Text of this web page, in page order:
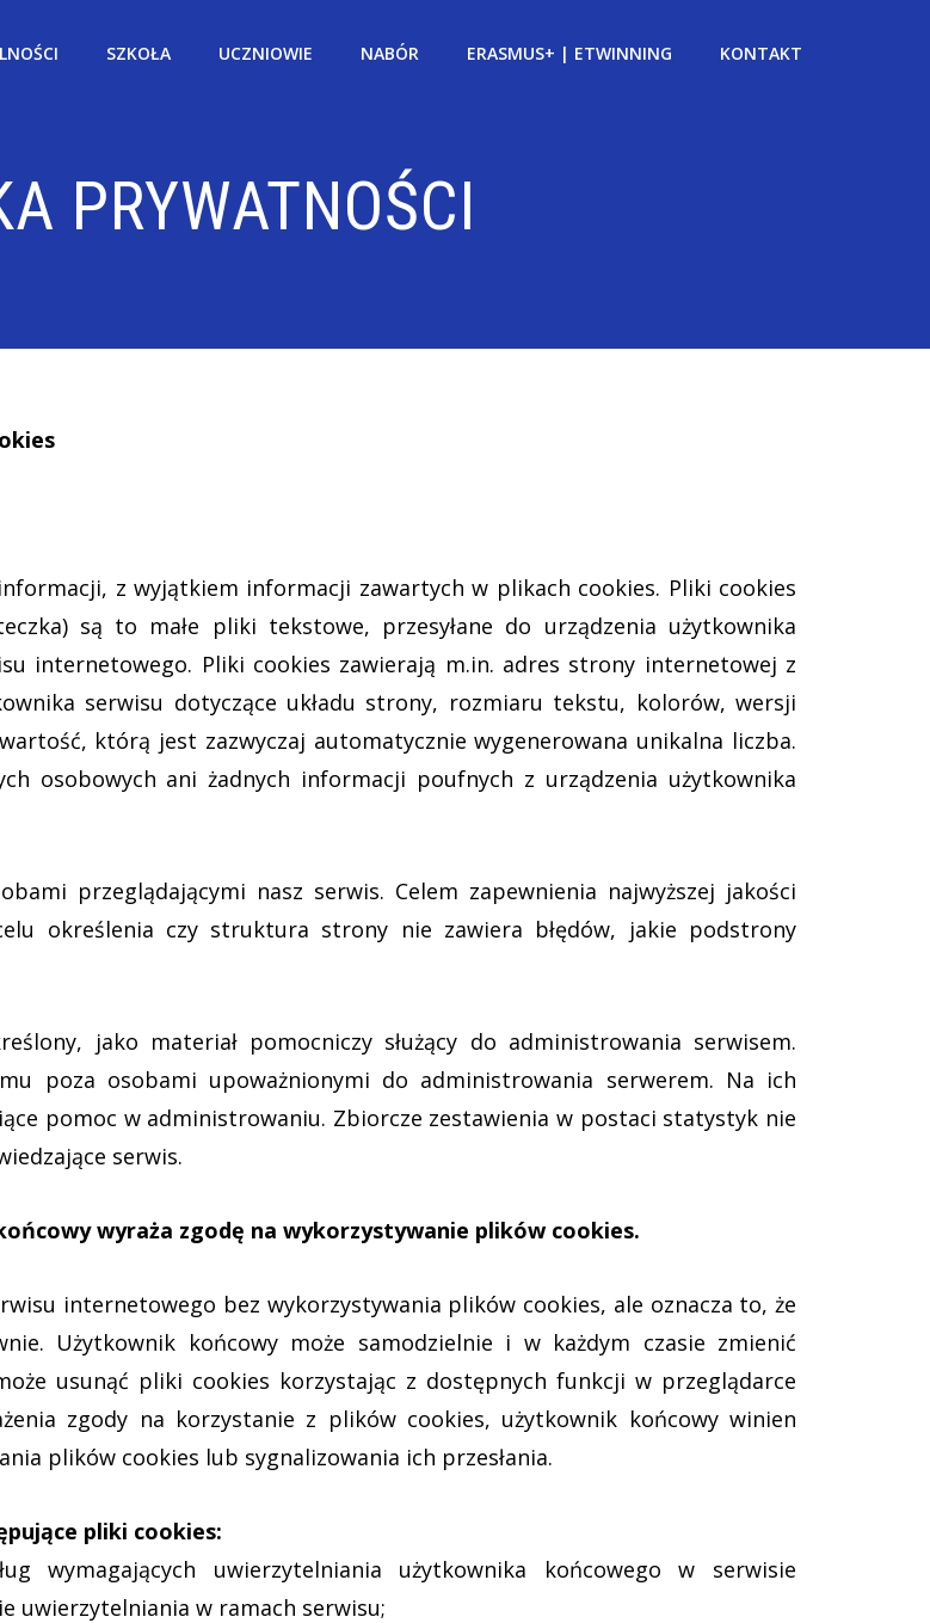
SZKOŁA UCZNIOWIE NABÓR ERASMUS+ | ETWINNING KONTAKT
PRYWATNOŚCI
z wyjątkiem informacji zawartych w plikach cookies. Pliki cookies
są to małe pliki tekstowe, przesyłane do urządzenia użytkownika
internetowego. Pliki cookies zawierają m.in. adres strony internetowej z
serwisu dotyczące układu strony, rozmiaru tekstu, kolorów, wersji
którą jest zazwyczaj automatycznie wygenerowana unikalna liczba.
osobowych ani żadnych informacji poufnych z urządzenia użytkownika
przeglądającymi nasz serwis. Celem zapewnienia najwyższej jakości
określenia czy struktura strony nie zawiera błędów, jakie podstrony
jako materiał pomocniczy służący do administrowania serwisem.
poza osobami upoważnionymi do administrowania serwerem. Na ich
pomoc w administrowaniu. Zbiorcze zestawienia w postaci statystyk nie
serwis.
wyraża zgodę na wykorzystywanie plików cookies.
internetowego bez wykorzystywania plików cookies, ale oznacza to, że
Użytkownik końcowy może samodzielnie i w każdym czasie zmienić
usunąć pliki cookies korzystając z dostępnych funkcji w przeglądarce
zgody na korzystanie z plików cookies, użytkownik końcowy winien
plików cookies lub sygnalizowania ich przesłania.
pliki cookies:
wymagających uwierzytelniania użytkownika końcowego w serwisie
uwierzytelniania w ramach serwisu;